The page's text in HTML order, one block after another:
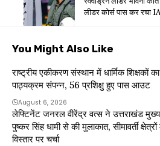
लीडर कोर्स पास कर रचा
You Might Also Like
राष्ट्रीय एकीकरण संस्थान में धार्मिक शिक्षकों का
पाठ्यक्रम संपन्न, 56 प्रशिक्षु हुए पास आउट
August 6, 2026
लेफ्टिनेंट जनरल वीरेंद्र वत्स ने उत्तराखंड
पुष्कर सिंह धामी से की मुलाकात, सीमावर्ती
विस्तार पर चर्चा